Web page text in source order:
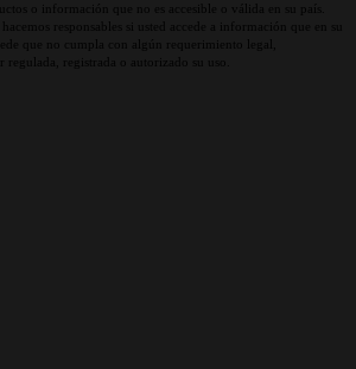
o información que no es accesible o válida en su país.
responsables si usted accede a información que en su
que no cumpla con algún requerimiento legal,
regulada, registrada o autorizado su uso.